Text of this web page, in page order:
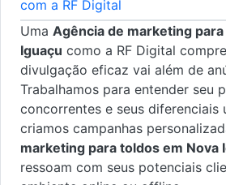
com a RF Digital
Uma Agência de marketing
Iguaçu como a RF Digital
divulgação eficaz vai além de
Trabalhamos para entender seu
concorrentes e seus diferenciais
criamos campanhas
marketing para toldos em Nova
ressoam com seus potenciais